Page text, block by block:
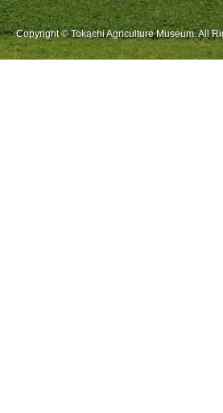
Copyright © Tokachi Agriculture Museum. All